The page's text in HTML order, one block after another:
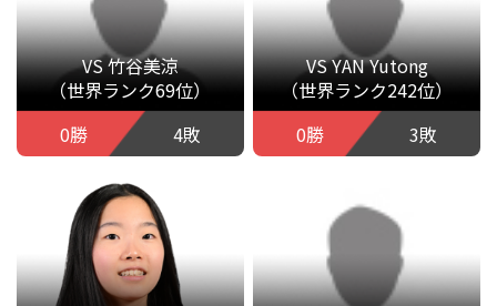
VS 竹谷美涼
（世界ランク69位）
0勝
4敗
VS YAN Yutong
（世界ランク242位）
0勝
3敗